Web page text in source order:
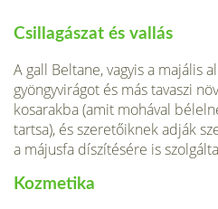
Csillagászat és vallás
A gall Beltane, vagyis a majális
gyöngy­virágot és más tavaszi
kosarakba (amit mohával
tartsa), és szere­tőiknek adják
a májusfa díszí­tésére is
Kozmetika